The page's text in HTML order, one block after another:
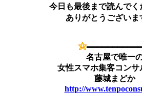
今日も最後まで読んでく
ありがとうございま
名古屋で唯一
女性スマホ集客コンサ
藤城まどか
http://